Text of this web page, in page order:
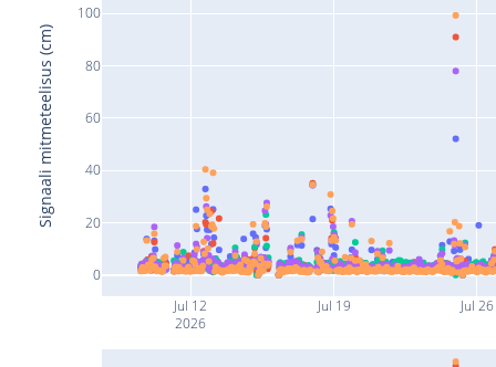
Jul 12
2026
Jul 19 Jul 26
0
20
40
60
80
100
Signaali mitmeteelisus (cm)